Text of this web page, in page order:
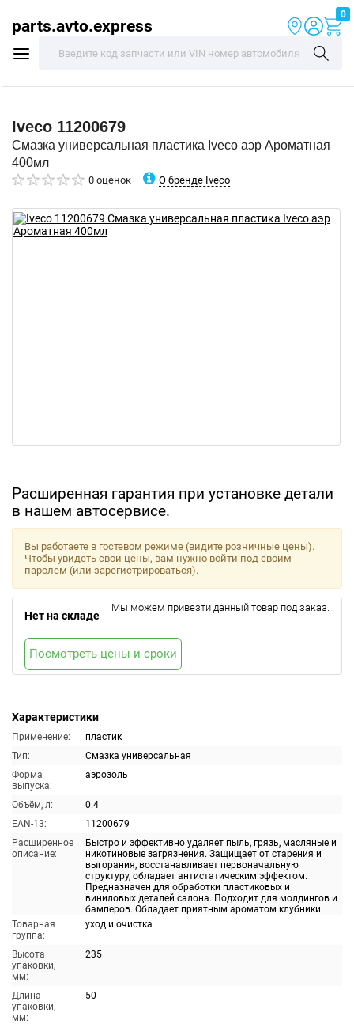
parts.avto.express
0
Iveco 11200679
Смазка универсальная пластика Iveco аэр Ароматная
400мл
0 оценок О бренде Iveco
Расширенная гарантия при установке детали
в нашем автосервисе.
Характеристики
Применение:
пластик
Тип:
Смазка универсальная
Форма
выпуска:
аэрозоль
Объём, л:
0.4
EAN-13:
11200679
Расширенное
описание:
Быстро и эффективно удаляет пыль, грязь, масляные и
никотиновые загрязнения. Защищает от старения и
выгорания, восстанавливает первоначальную
структуру, обладает антистатическим эффектом.
Предназначен для обработки пластиковых и
виниловых деталей салона. Подходит для молдингов и
бамперов. Обладает приятным ароматом клубники.
Товарная
группа:
уход и очистка
Высота
упаковки,
мм:
235
Длина
упаковки,
мм:
50
Вы работаете в гостевом режиме (видите розничные цены).
Чтобы увидеть свои цены, вам нужно войти под своим
паролем (или зарегистрироваться).
Нет на складе
Мы можем привезти данный товар под заказ.
Посмотреть цены и сроки